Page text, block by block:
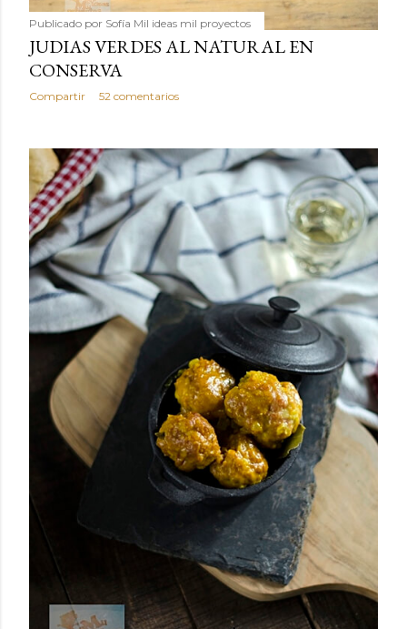
Publicado por Sofía Mil ideas mil proyectos
JUDIAS VERDES AL NATURAL EN
CONSERVA
Compartir 52 comentarios